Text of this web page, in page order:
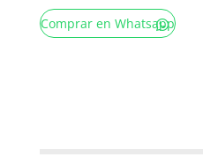
Comprar en Whatsapp